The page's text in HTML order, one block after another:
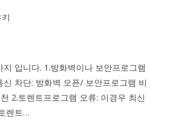
지 입니다. 1.방화벽이나 보안프로그램
신 차단: 방화벽 오픈/ 보안프로그램 비
2.토렌트프로그램 오류: 이경우 최신
렌트…